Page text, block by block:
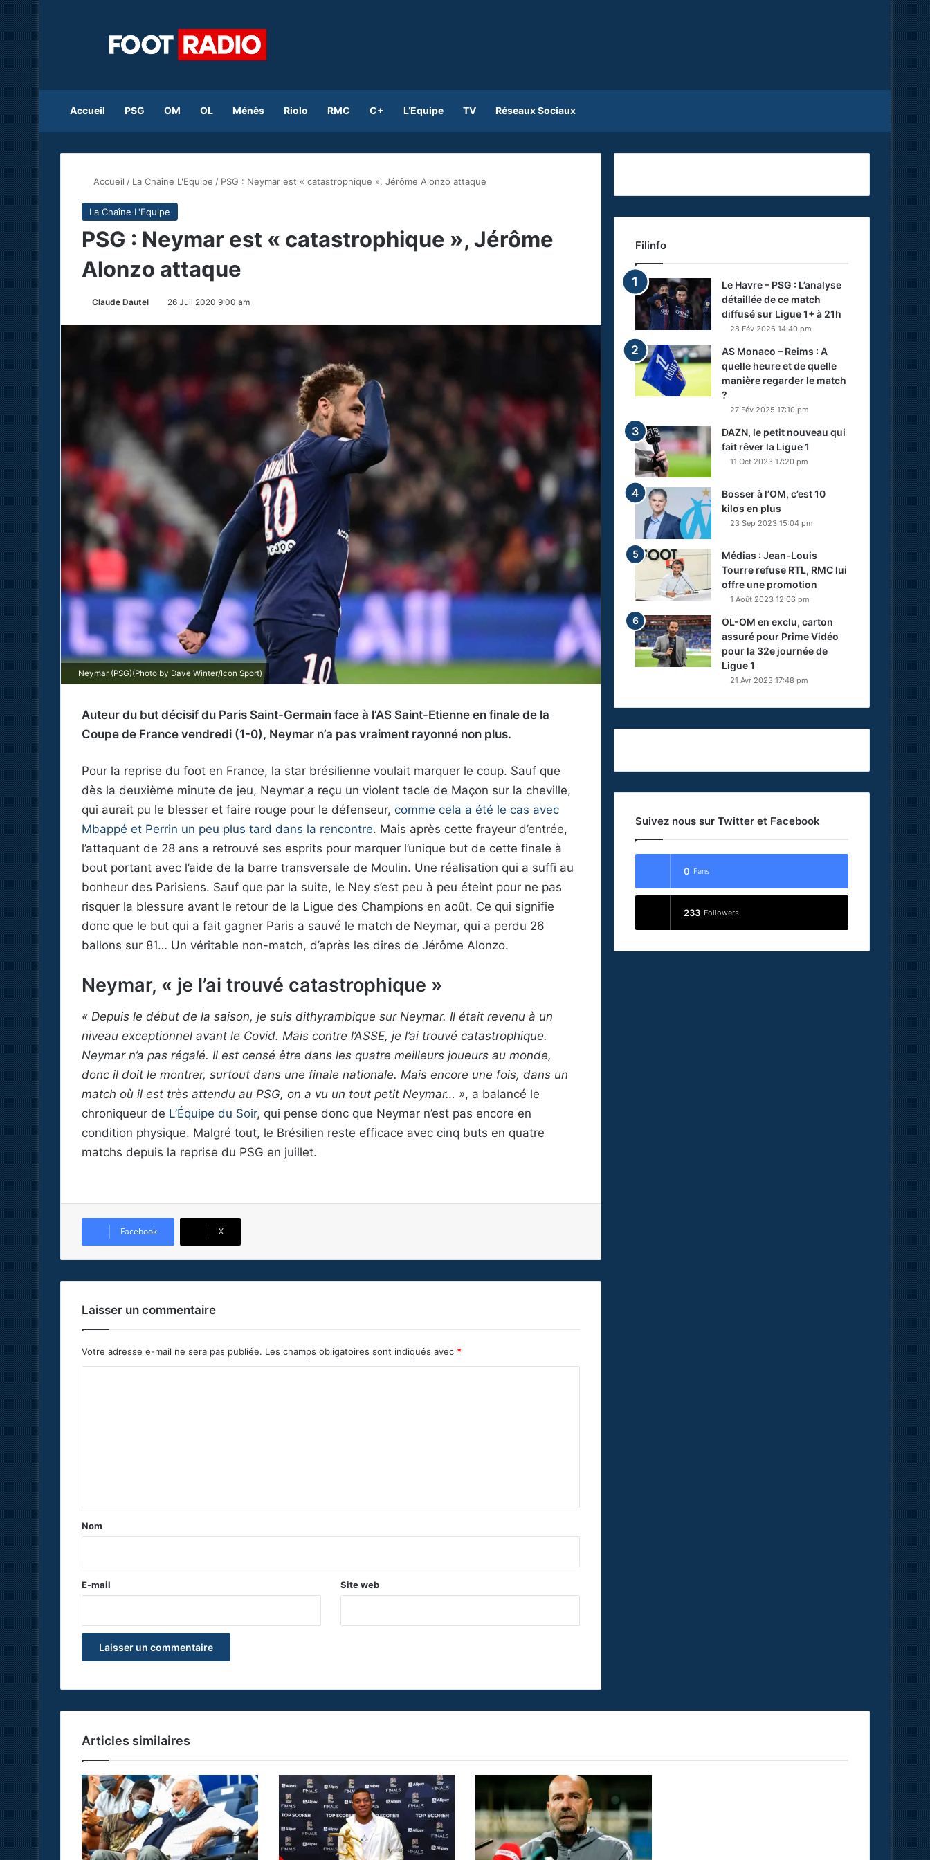
Accueil PSG OM OL Ménès Riolo RMC C+ L’Equipe TV Réseaux Sociaux
Accueil / La Chaîne L'Equipe / PSG : Neymar est « catastrophique », Jérôme Alonzo attaque
La Chaîne L'Equipe
PSG : Neymar est « catastrophique », Jérôme
Alonzo attaque
Claude Dautel 26 Juil 2020 9:00 am
Neymar (PSG)(Photo by Dave Winter/Icon Sport)
Auteur du but décisif du Paris Saint-Germain face à l’AS Saint-Etienne en finale de la
Coupe de France vendredi (1-0), Neymar n’a pas vraiment rayonné non plus.
Pour la reprise du foot en France, la star brésilienne voulait marquer le coup. Sauf que
dès la deuxième minute de jeu, Neymar a reçu un violent tacle de Maçon sur la cheville,
qui aurait pu le blesser et faire rouge pour le défenseur, comme cela a été le cas avec
Mbappé et Perrin un peu plus tard dans la rencontre. Mais après cette frayeur d’entrée,
l’attaquant de 28 ans a retrouvé ses esprits pour marquer l’unique but de cette finale à
bout portant avec l’aide de la barre transversale de Moulin. Une réalisation qui a suffi au
bonheur des Parisiens. Sauf que par la suite, le Ney s’est peu à peu éteint pour ne pas
risquer la blessure avant le retour de la Ligue des Champions en août. Ce qui signifie
donc que le but qui a fait gagner Paris a sauvé le match de Neymar, qui a perdu 26
ballons sur 81… Un véritable non-match, d’après les dires de Jérôme Alonzo.
Neymar, « je l’ai trouvé catastrophique »
« Depuis le début de la saison, je suis dithyrambique sur Neymar. Il était revenu à un
niveau exceptionnel avant le Covid. Mais contre l’ASSE, je l’ai trouvé catastrophique.
Neymar n’a pas régalé. Il est censé être dans les quatre meilleurs joueurs au monde,
donc il doit le montrer, surtout dans une finale nationale. Mais encore une fois, dans un
match où il est très attendu au PSG, on a vu un tout petit Neymar… », a balancé le
chroniqueur de L’Équipe du Soir, qui pense donc que Neymar n’est pas encore en
condition physique. Malgré tout, le Brésilien reste efficace avec cinq buts en quatre
matchs depuis la reprise du PSG en juillet.
Facebook X
Laisser un commentaire
Votre adresse e-mail ne sera pas publiée. Les champs obligatoires sont indiqués avec *
a
e
Nom
E-mail Site web
Filinfo
Le Havre – PSG : L’analyse
détaillée de ce match
diffusé sur Ligue 1+ à 21h
28 Fév 2026 14:40 pm
AS Monaco – Reims : A
quelle heure et de quelle
manière regarder le match
?
27 Fév 2025 17:10 pm
DAZN, le petit nouveau qui
fait rêver la Ligue 1
11 Oct 2023 17:20 pm
Bosser à l’OM, c’est 10
kilos en plus
23 Sep 2023 15:04 pm
Médias : Jean-Louis
Tourre refuse RTL, RMC lui
offre une promotion
1 Août 2023 12:06 pm
OL-OM en exclu, carton
assuré pour Prime Vidéo
pour la 32e journée de
Ligue 1
21 Avr 2023 17:48 pm
Suivez nous sur Twitter et Facebook
0 Fans
233 Followers
Articles similaires